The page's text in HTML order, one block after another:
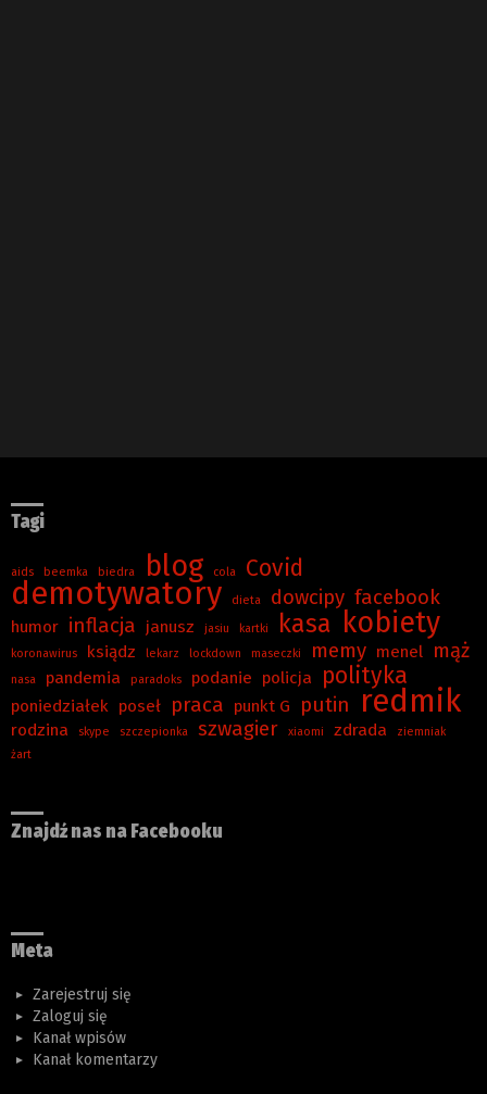
Tagi
aids beemka biedra blog cola Covid
demotywatory dieta dowcipy facebook
humor inflacja janusz jasiu kartki kasa kobiety
koronawirus ksiądz lekarz lockdown maseczki memy menel mąż
nasa pandemia paradoks podanie policja polityka
poniedziałek poseł praca punkt G putin redmik
rodzina skype szczepionka szwagier xiaomi zdrada
ziemniak
żart
Znajdź nas na Facebooku
Meta
Zarejestruj się
Zaloguj się
Kanał wpisów
Kanał komentarzy